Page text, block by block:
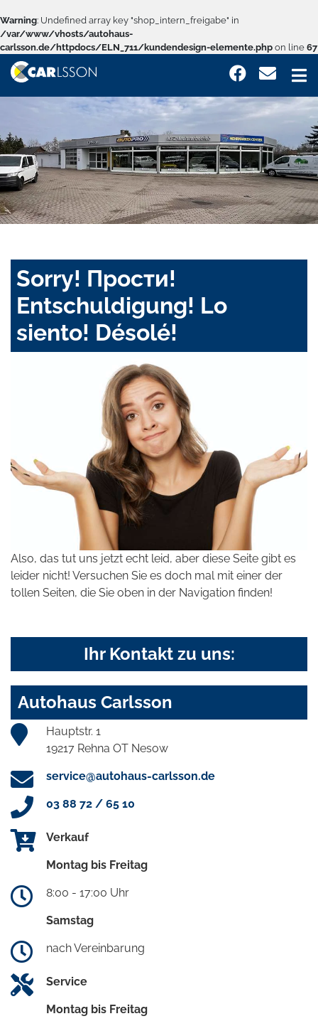
Warning: Undefined array key "shop_intern_freigabe" in
/var/www/vhosts/autohaus-
carlsson.de/httpdocs/ELN_711/kundendesign-elemente.php on line 67
Sorry! Прости!
Entschuldigung! Lo
siento! Désolé!
Also, das tut uns jetzt echt leid, aber diese Seite gibt es
leider nicht! Versuchen Sie es doch mal mit einer der
tollen Seiten, die Sie oben in der Navigation finden!
Ihr Kontakt zu uns:
Autohaus Carlsson
Hauptstr. 1
19217 Rehna OT Nesow
service@autohaus-carlsson.de
03 88 72 / 65 10
Verkauf
Montag bis Freitag
8:00 - 17:00 Uhr
Samstag
nach Vereinbarung
Service
Montag bis Freitag